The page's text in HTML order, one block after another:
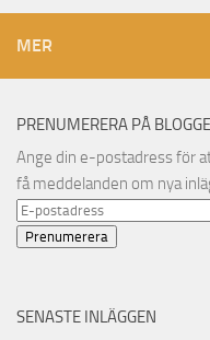
MER
PRENUMERERA PÅ
Ange din e-postadress för
få meddelanden om nya
E-
postadress
Prenumerera
SENASTE INLÄGGEN